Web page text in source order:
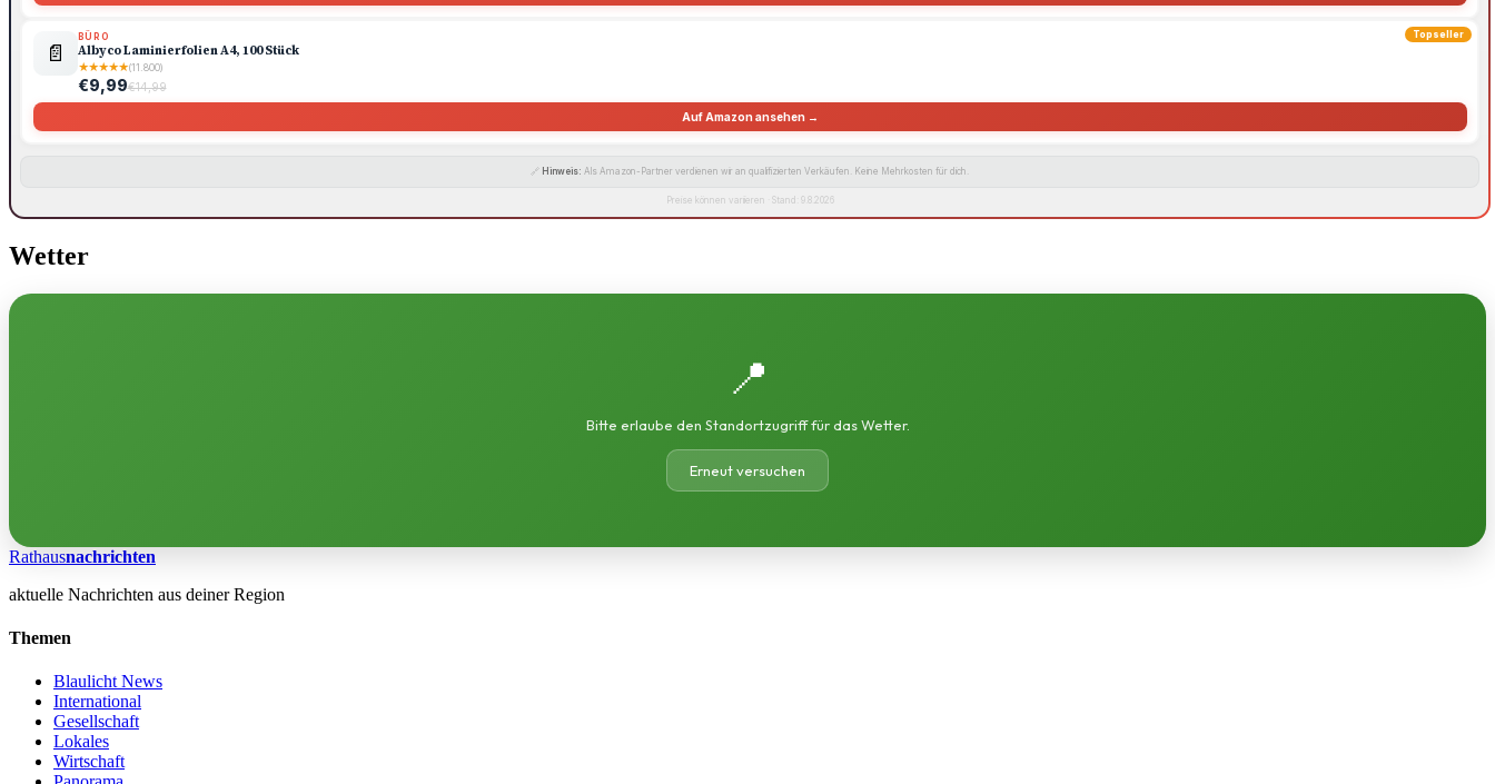
Topseller
📄
BÜRO
Albyco Laminierfolien A4, 100 Stück
★★★★★(11.800)
€9,99€14,99
Auf Amazon ansehen →
🔗 Hinweis: Als Amazon-Partner verdienen wir an qualifizierten Verkäufen. Keine Mehrkosten für dich.
Preise können variieren · Stand: 9.8.2026
Wetter
📍
Bitte erlaube den Standortzugriff für das Wetter.
Erneut versuchen
Rathausnachrichten
aktuelle Nachrichten aus deiner Region
Themen
Blaulicht News
International
Gesellschaft
Lokales
Wirtschaft